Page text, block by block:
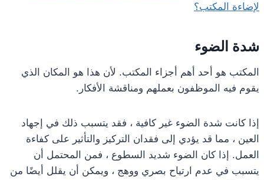
لإضاءة المكتب؟
شدة الضوء
المكتب هو أحد أهم أجزاء المكتب. لأن هذا هو المكان الذي
يقوم فيه الموظفون بعملهم ومناقشة الأفكار.
إذا كانت شدة الضوء غير كافية ، فقد يتسبب ذلك في إجهاد
العين ، مما قد يؤدي إلى فقدان التركيز والتأثير على كفاءة
العمل. إذا كان الضوء شديد السطوع ، فمن المحتمل أن
يتسبب في عدم ارتياح بصري ووهج ، ويمكن أن يقلل أيضًا من